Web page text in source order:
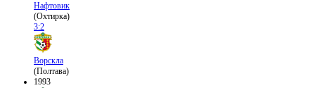
Нафтовик
(Охтирка)
3:2
Ворскла
(Полтава)
1993